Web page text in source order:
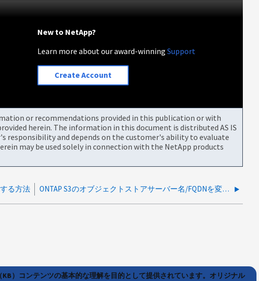
New to NetApp?
Learn more about our award-winningSupport
Create Account
or recommendations provided in this publication or with
herein. The information in this document is distributed AS IS
and depends on the customer's ability to evaluate
may be used solely in connection with the NetApp products
る方法 ONTAP S3のオブジェクトストアサーバー名/FQDNを変更する方法
）コンテンツの基本的な理解を目的として提供されています。オリジナル